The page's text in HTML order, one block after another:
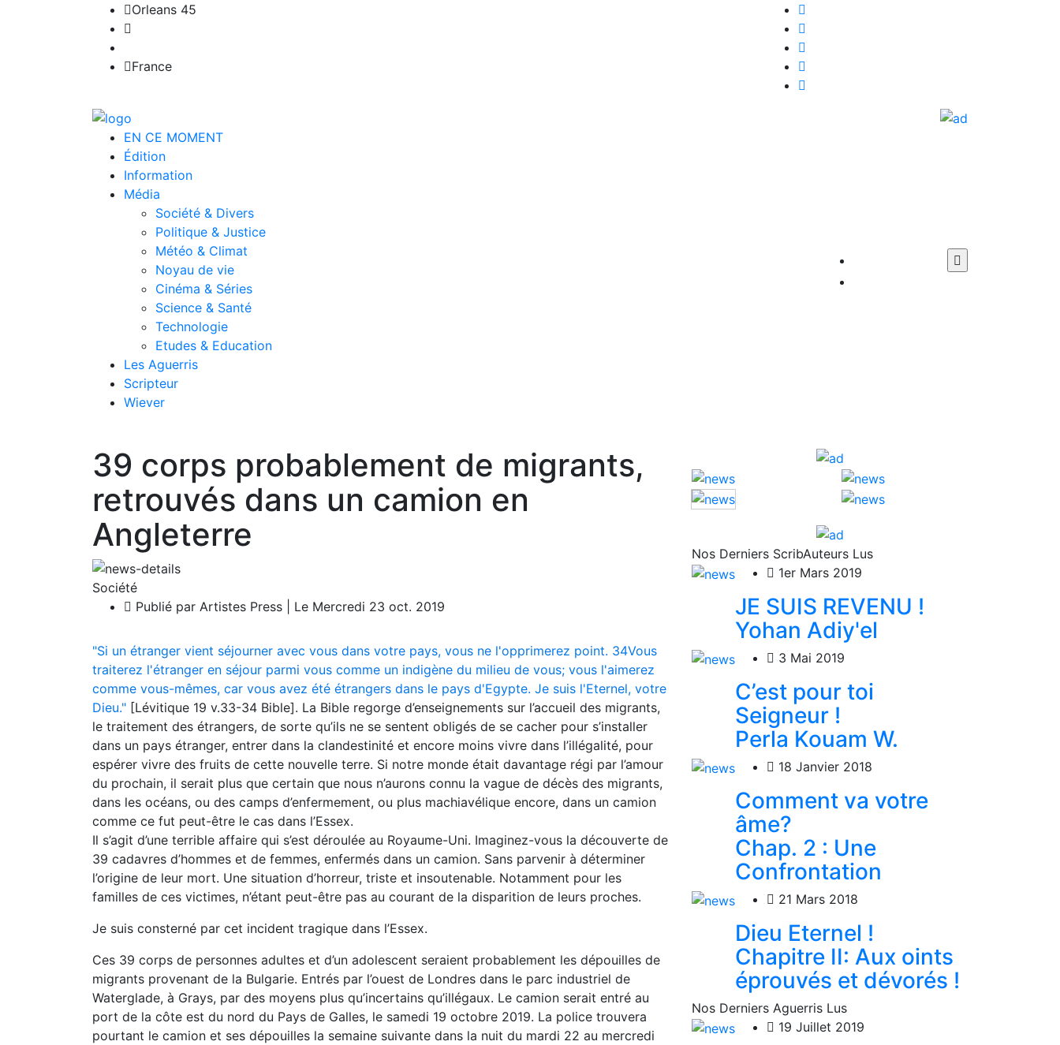
Orleans 45
France
EN CE MOMENT
Édition
Information
Média
Société & Divers
Politique & Justice
Météo & Climat
Noyau de vie
Cinéma & Séries
Science & Santé
Technologie
Etudes & Education
Les Aguerris
Scripteur
Wiever
39 corps probablement de migrants,
retrouvés dans un camion en
Angleterre
Société
Publié par Artistes Press | Le Mercredi 23 oct. 2019
Si un étranger vient séjourner avec vous dans votre pays, vous ne l'opprimerez point. 34Vous
traiterez l'étranger en séjour parmi vous comme un indigène du milieu de vous; vous l'aimerez
comme vous-mêmes, car vous avez été étrangers dans le pays d'Egypte. Je suis l'Eternel, votre
Dieu.
[Lévitique 19 v.33-34 Bible]. La Bible regorge d’enseignements sur l’accueil des migrants,
le traitement des étrangers, de sorte qu’ils ne se sentent obligés de se cacher pour s’installer
dans un pays étranger, entrer dans la clandestinité et encore moins vivre dans l’illégalité, pour
espérer vivre des fruits de cette nouvelle terre. Si notre monde était davantage régi par l’amour
du prochain, il serait plus que certain que nous n’aurons connu la vague de décès des migrants,
dans les océans, ou des camps d’enfermement, ou plus machiavélique encore, dans un camion
comme ce fut peut-être le cas dans l’Essex.
Il s’agit d’une terrible affaire qui s’est déroulée au Royaume-Uni. Imaginez-vous la découverte de
39 cadavres d’hommes et de femmes, enfermés dans un camion. Sans parvenir à déterminer
l’origine de leur mort. Une situation d’horreur, triste et insoutenable. Notamment pour les
familles de ces victimes, n’étant peut-être pas au courant de la disparition de leurs proches.
Je suis consterné par cet incident tragique dans l’Essex.
Ces 39 corps de personnes adultes et d’un adolescent seraient probablement les dépouilles de
migrants provenant de la Bulgarie. Entrés par l’ouest de Londres dans le parc industriel de
Waterglade, à Grays, par des moyens plus qu’incertains qu’illégaux. Le camion serait entré au
port de la côte est du nord du Pays de Galles, le samedi 19 octobre 2019. La police trouvera
pourtant le camion et ses dépouilles la semaine suivante dans la nuit du mardi 22 au mercredi
Nos Derniers ScribAuteurs Lus
1er Mars 2019
JE SUIS REVENU !
Yohan Adiy'el
3 Mai 2019
C’est pour toi
Seigneur !
Perla Kouam W.
18 Janvier 2018
Comment va votre
âme?
Chap. 2 : Une
Confrontation
21 Mars 2018
Dieu Eternel !
Chapitre II: Aux oints
éprouvés et dévorés !
Nos Derniers Aguerris Lus
19 Juillet 2019